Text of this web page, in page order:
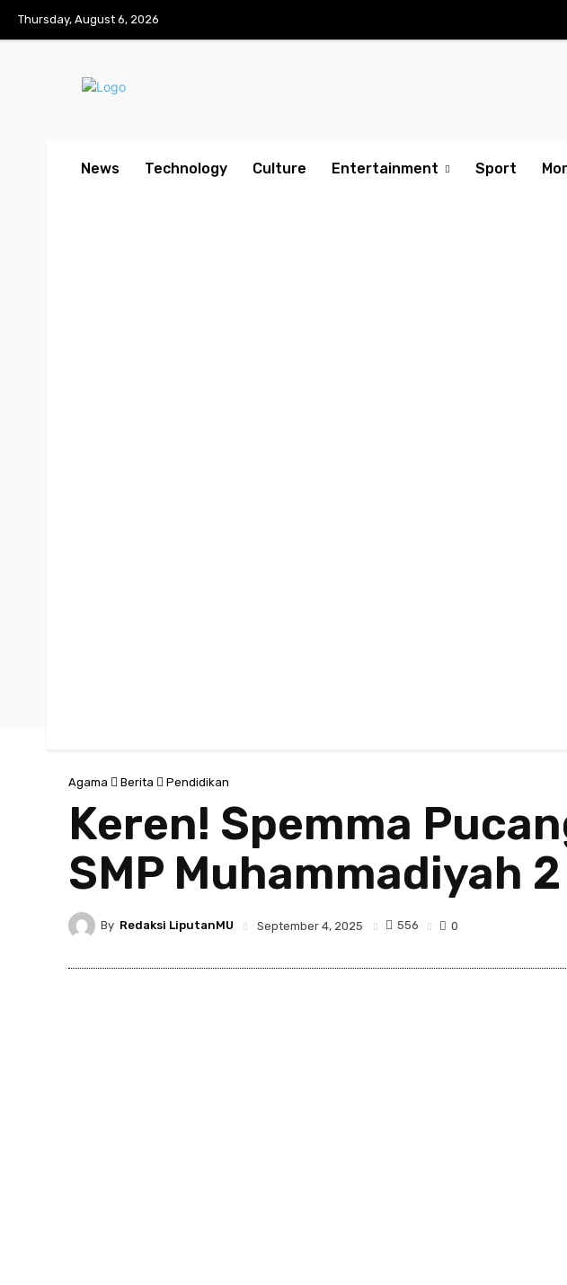
Thursday, August 6, 2026
News Technology Culture Entertainment Sport
Agama Berita Pendidikan
Keren! Spemma
SMP Muhammadiyah
By Redaksi LiputanMU September 4, 2025 556 0